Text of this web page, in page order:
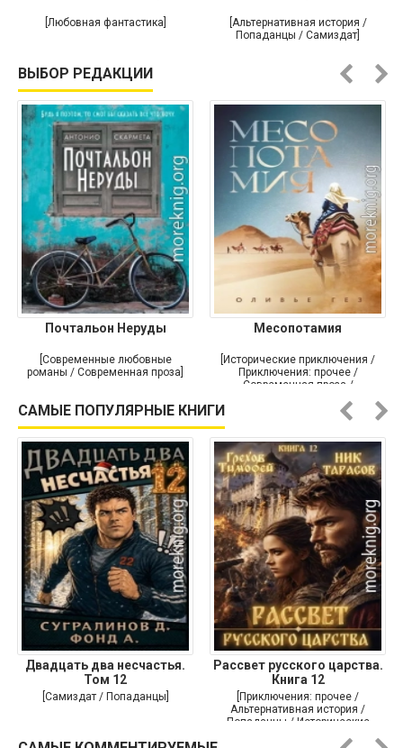
[Любовная фантастика]
[Альтернативная история /
Попаданцы / Самиздат]
ВЫБОР РЕДАКЦИИ
Почтальон Неруды
[Современные любовные
романы / Современная проза]
Месопотамия
[Исторические приключения /
Приключения: прочее /
Современная проза /
САМЫЕ ПОПУЛЯРНЫЕ КНИГИ
Двадцать два несчастья.
Том 12
[Самиздат / Попаданцы]
Рассвет русского царства.
Книга 12
[Приключения: прочее /
Альтернативная история /
Попаданцы / Исторические